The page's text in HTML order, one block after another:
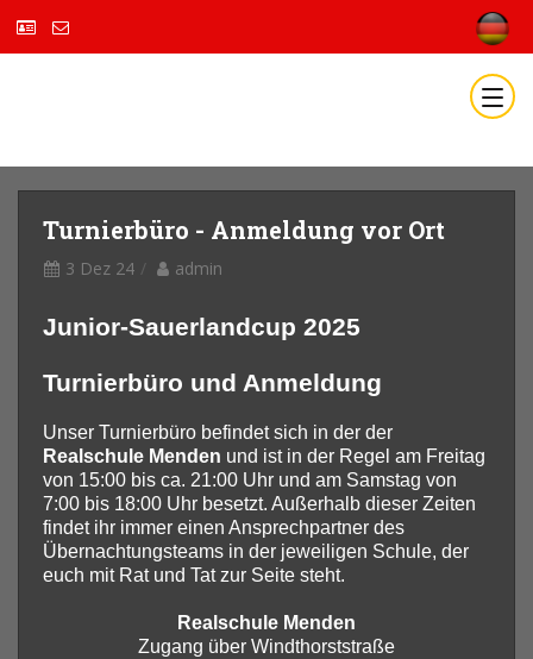
Turnierbüro - Anmeldung vor Ort
3 Dez 24 admin
Junior-Sauerlandcup 2025
Turnierbüro und Anmeldung
Unser Turnierbüro befindet sich in der der
Realschule Menden und ist in der Regel am Freitag
von 15:00 bis ca. 21:00 Uhr und am Samstag von
7:00 bis 18:00 Uhr besetzt. Außerhalb dieser Zeiten
findet ihr immer einen Ansprechpartner des
Übernachtungsteams in der jeweiligen Schule, der
euch mit Rat und Tat zur Seite steht.
Realschule Menden
Zugang über Windthorststraße